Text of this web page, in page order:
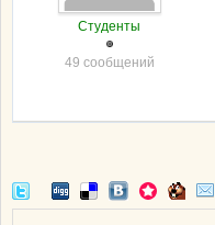
Студенты
49 сообщений